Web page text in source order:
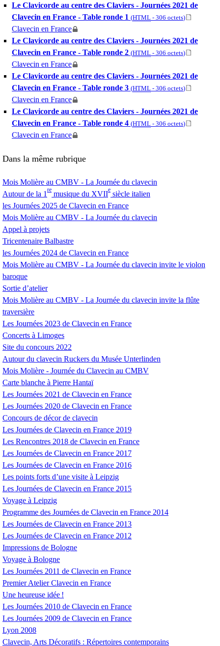
Le Clavicorde au centre des Claviers - Journées 2021 de
Clavecin en France - Table ronde 1 (HTML - 306 octets)
Clavecin en France
Le Clavicorde au centre des Claviers - Journées 2021 de
Clavecin en France - Table ronde 2 (HTML - 306 octets)
Clavecin en France
Le Clavicorde au centre des Claviers - Journées 2021 de
Clavecin en France - Table ronde 3 (HTML - 306 octets)
Clavecin en France
Le Clavicorde au centre des Claviers - Journées 2021 de
Clavecin en France - Table ronde 4 (HTML - 306 octets)
Clavecin en France
Dans la même rubrique
Mois Molière au CMBV - La Journée du clavecin
Autour de la 1
re
musique du XVII
e
siècle italien
les Journées 2025 de Clavecin en France
Mois Molière au CMBV - La Journée du clavecin
Appel à projets
Tricentenaire Balbastre
les Journées 2024 de Clavecin en France
Mois Molière au CMBV - La Journée du clavecin invite le violon
baroque
Sortie d’atelier
Mois Molière au CMBV - La Journée du clavecin invite la flûte
traversière
Les Journées 2023 de Clavecin en France
Concerts à Limoges
Site du concours 2022
Autour du clavecin Ruckers du Musée Unterlinden
Mois Molière - Journée du Clavecin au CMBV
Carte blanche à Pierre Hantaï
Les Journées 2021 de Clavecin en France
Les Journées 2020 de Clavecin en France
Concours de décor de clavecin
Les Journées de Clavecin en France 2019
Les Rencontres 2018 de Clavecin en France
Les Journées de Clavecin en France 2017
Les Journées de Clavecin en France 2016
Les points forts d’une visite à Leipzig
Les Journées de Clavecin en France 2015
Voyage à Leipzig
Programme des Journées de Clavecin en France 2014
Les Journées de Clavecin en France 2013
Les Journées de Clavecin en France 2012
Impressions de Bologne
Voyage à Bologne
Les Journées 2011 de Clavecin en France
Premier Atelier Clavecin en France
Une heureuse idée !
Les Journées 2010 de Clavecin en France
Les Journées 2009 de Clavecin en France
Lyon 2008
Clavecin, Arts Décoratifs : Répertoires contemporains